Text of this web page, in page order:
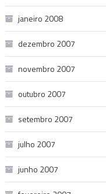
janeiro 2008
dezembro 2007
novembro 2007
outubro 2007
setembro 2007
julho 2007
junho 2007